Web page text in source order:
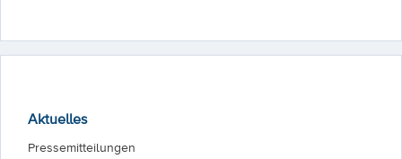
Aktuelles
Pressemitteilungen